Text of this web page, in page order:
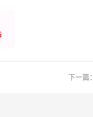
下一篇：